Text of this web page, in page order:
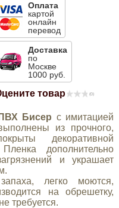
Оплата
картой
онлайн
перевод
Доставка
по
Москве
1000 руб.
товар (0)
Бисер с имитацией
из прочного,
декоративной
дополнительно
и украшает
легко моются,
на обрешетку,
требуется.